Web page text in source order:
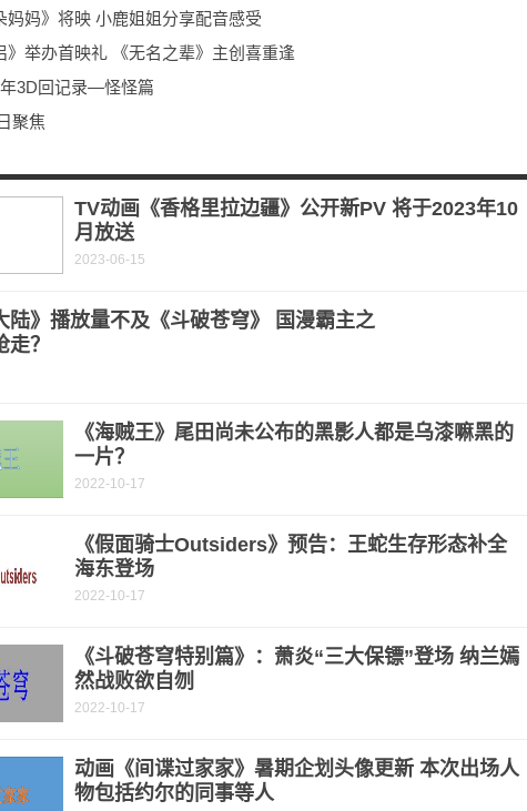
妈妈》将映 小鹿姐姐分享配音感受
》举办首映礼 《无名之辈》主创喜重逢
3D回记录—怪怪篇
聚焦
TV动画《香格里拉边疆》公开新PV 将于2023年10
月放送
2023-06-15
陆》播放量不及《斗破苍穹》 国漫霸主之
？
《海贼王》尾田尚未公布的黑影人都是乌漆嘛黑的
一片？
2022-10-17
《假面骑士Outsiders》预告：王蛇生存形态补全
海东登场
2022-10-17
《斗破苍穹特别篇》：萧炎“三大保镖”登场 纳兰嫣
然战败欲自刎
2022-10-17
动画《间谍过家家》暑期企划头像更新 本次出场人
物包括约尔的同事等人